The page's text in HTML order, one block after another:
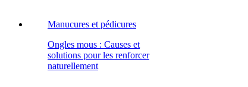
Manucures et pédicures
Ongles mous : Causes et
solutions pour les renforcer
naturellement